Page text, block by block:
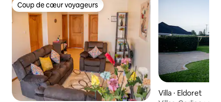
Coup de cœur voyageurs
Coup de cœur voyageurs
Villa ⋅ Eldoret